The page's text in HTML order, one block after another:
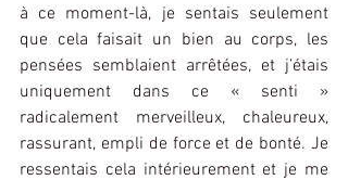
à ce moment-là, je sentais seulement
que cela faisait un bien au corps, les
pensées semblaient arrêtées, et j’étais
uniquement dans ce « senti »
radicalement merveilleux, chaleureux,
rassurant, empli de force et de bonté. Je
ressentais cela intérieurement et je me